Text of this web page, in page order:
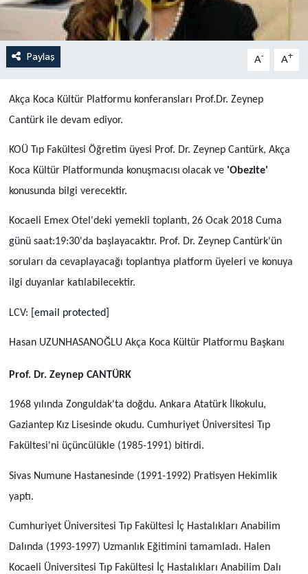
Paylaş A- A+
Akça Koca Kültür Platformu konferansları Prof.Dr. Zeynep
Cantürk ile devam ediyor.
KOÜTıp Fakültesi Öğretim üyesi Prof. Dr. Zeynep Cantürk, Akça
Koca Kültür Platformunda konuşmacısı olacak ve 'Obezite'
konusunda bilgi verecektir.
Kocaeli Emex Otel'deki yemekli toplantı, 26 Ocak 2018 Cuma
günüsaat:19:30'da başlayacaktır. Prof. Dr. Zeynep Cantürk'ün
soruları da cevaplayacağı toplantıya platform üyeleri ve konuya
ilgi duyanlar katılabilecektir.
LCV: [email protected]
Hasan UZUNHASANOĞLU Akça Koca Kültür Platformu Başkanı
Prof. Dr. Zeynep CANTÜRK
1968 yılında Zonguldak'ta doğdu. Ankara Atatürk İlkokulu,
Gaziantep Kız Lisesinde okudu. Cumhuriyet Üniversitesi Tıp
Fakültesi'ni üçüncülükle (1985-1991) bitirdi.
Sivas Numune Hastanesinde (1991-1992) Pratisyen Hekimlik
yaptı.
Cumhuriyet Üniversitesi Tıp Fakültesi İç Hastalıkları Anabilim
Dalında (1993-1997) Uzmanlık Eğitimini tamamladı. Halen
Kocaeli Üniversitesi Tıp Fakültesi İç Hastalıkları Anabilim Dalı
Sanat